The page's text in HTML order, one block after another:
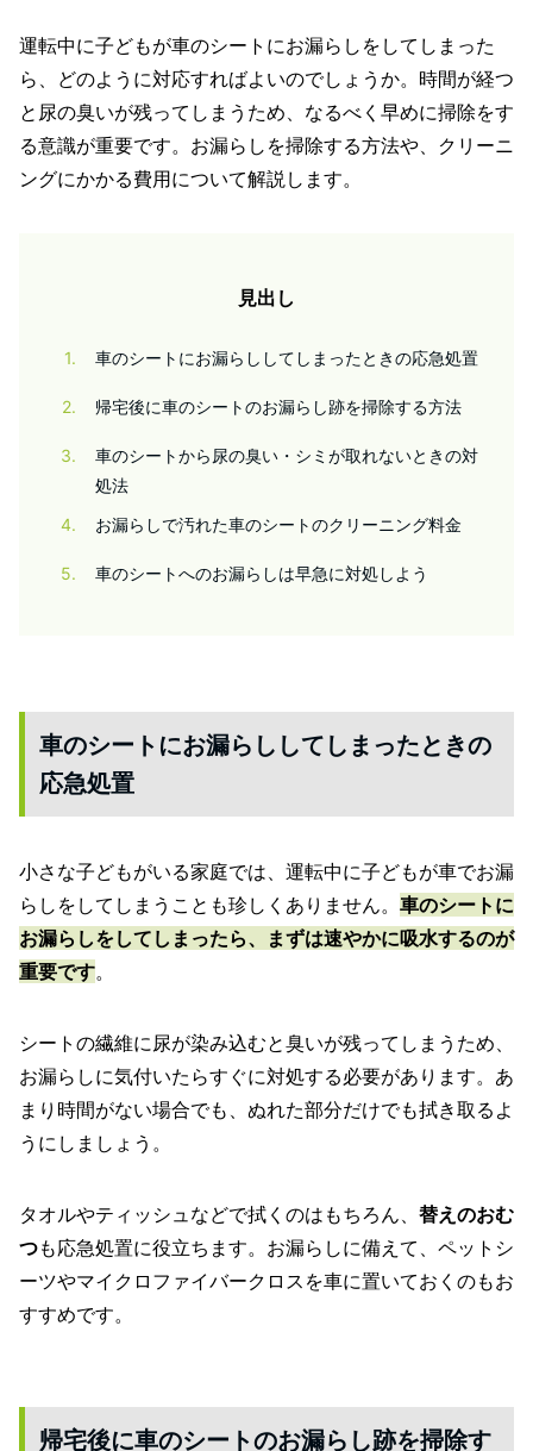
運転中に子どもが車のシートにお漏らしをしてしまった
ら、どのように対応すればよいのでしょうか。時間が経つ
と尿の臭いが残ってしまうため、なるべく早めに掃除をす
る意識が重要です。お漏らしを掃除する方法や、クリーニ
ングにかかる費用について解説します。
見出し
1 車のシートにお漏らししてしまったときの応急処置
2 帰宅後に車のシートのお漏らし跡を掃除する方法
3
車のシートから尿の臭い・シミが取れないときの対
処法
4
お漏らしで汚れた車のシートのクリーニング料金
5 車のシートへのお漏らしは早急に対処しよう
車のシートにお漏らししてしまったときの
応急処置
小さな子どもがいる家庭では、運転中に子どもが車でお漏
らしをしてしまうことも珍しくありません。 車のシートに
お漏らしをしてしまったら、まずは速やかに吸水するのが
重要です。
シートの繊維に尿が染み込むと臭いが残ってしまうため、
お漏らしに気付いたらすぐに対処する必要があります。あ
まり時間がない場合でも、ぬれた部分だけでも拭き取るよ
うにしましょう。
タオルやティッシュなどで拭くのはもちろん、 替えのおむ
つも応急処置に役立ちます。お漏らしに備えて、ペットシ
ーツやマイクロファイバークロスを車に置いておくのもお
すすめです。
帰宅後に車のシートのお漏らし跡を掃除す